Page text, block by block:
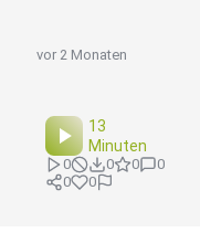
vor 2 Monaten
13
Minuten
0 0 0
0
0
0